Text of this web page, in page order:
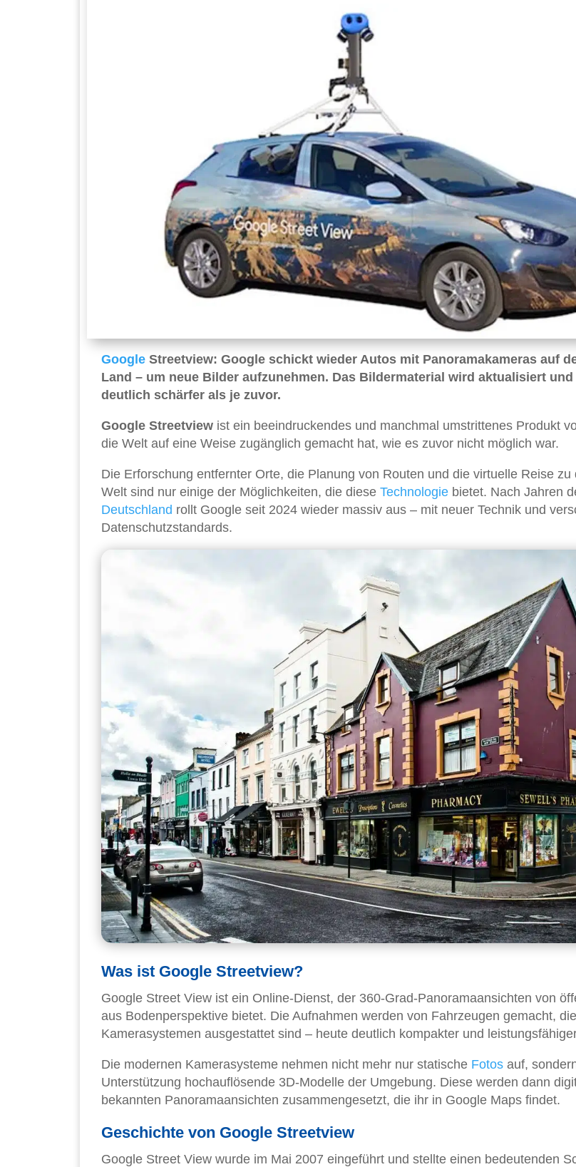
Google Streetview: Google schickt wieder Autos mit Panoramakameras auf
Land – um neue Bilder aufzunehmen. Das Bildermaterial wird aktualisiert
deutlich schärfer als je zuvor.
Google Streetview ist ein beeindruckendes und manchmal umstrittenes Produkt
die Welt auf eine Weise zugänglich gemacht hat, wie es zuvor nicht möglich war.
Die Erforschung entfernter Orte, die Planung von Routen und die virtuelle Reise zu
Welt sind nur einige der Möglichkeiten, die diese Technologie bietet. Nach Jahren
Deutschland rollt Google seit 2024 wieder massiv aus – mit neuer Technik und
Datenschutzstandards.
Was ist Google Streetview?
Google Street View ist ein Online-Dienst, der 360-Grad-Panoramaansichten von
aus Bodenperspektive bietet. Die Aufnahmen werden von Fahrzeugen gemacht,
Kamerasystemen ausgestattet sind – heute deutlich kompakter und
Die modernen Kamerasysteme nehmen nicht mehr nur statische Fotos auf,
Unterstützung hochauflösende 3D-Modelle der Umgebung. Diese werden dann
bekannten Panoramaansichten zusammengesetzt, die ihr in Google Maps findet.
Geschichte von Google Streetview
Google Street View wurde im Mai 2007 eingeführt und stellte einen bedeutenden